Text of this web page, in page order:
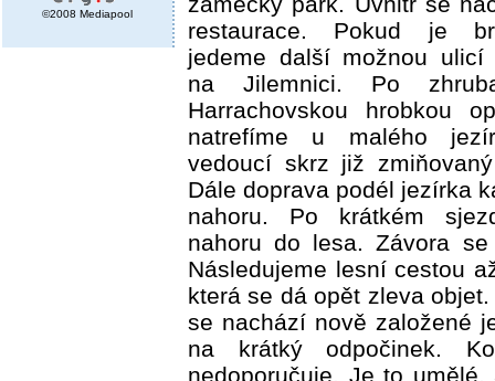
©2008 Mediapool
restaurace. Pokud je
jedeme další možnou ulicí
na Jilemnici. Po
Harrachovskou hrobkou
natrefíme u malého
vedoucí skrz již
Dále doprava podél jezírka
nahoru. Po krátkém
nahoru do lesa. Závora
Následujeme lesní cestou
která se dá opět zleva
se nachází nově založené
na krátký odpočinek.
nedoporučuje. Je to